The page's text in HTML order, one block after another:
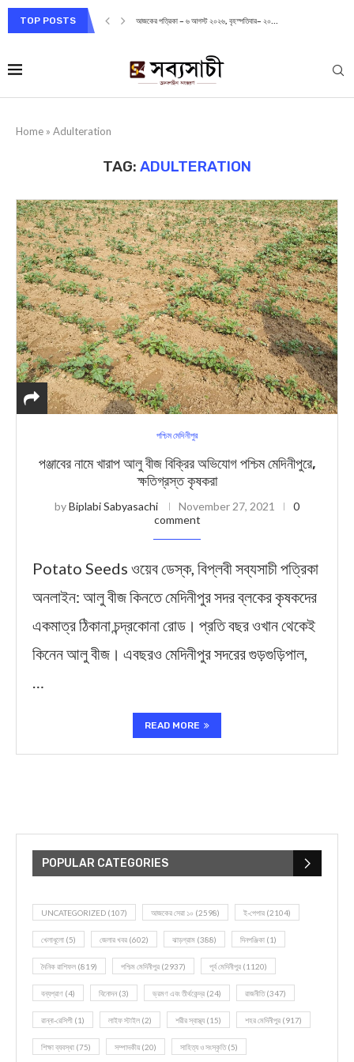
TOP POSTS আজকের পত্রিকা – ৬ আগস্ট ২০২৬, বৃহস্পতিবার– ২০...
Home » Adulteration
TAG: ADULTERATION
পশ্চিম মেদিনীপুর
পঞ্জাবের নামে খারাপ আলু বীজ বিক্রির অভিযোগ পশ্চিম মেদিনীপুরে,
ক্ষতিগ্রস্ত কৃষকরা
byBiplabi Sabyasachi November 27, 2021
0
comment
Potato Seeds ওয়েব ডেস্ক, বিপ্লবী সব্যসাচী পত্রিকা
অনলাইন: আলু বীজ কিনতে মেদিনীপুর সদর ব্লকের কৃষকদের
একমাত্র ঠিকানা চন্দ্রকোনা রোড। প্রতি বছর ওখান থেকেই
কিনেন আলু বীজ। এবছরও মেদিনীপুর সদরের গুড়গুড়িপাল,
…
READ MORE
POPULAR CATEGORIES
UNCATEGORIZED (107) আজকের সেরা ১০ (2598) ই-পেপার (2104)
খেলাধূলো (5) জেলার খবর (602) ঝাড়গ্রাম (388) দিনপঞ্জিকা (1)
দৈনিক রাশিফল (819) পশ্চিম মেদিনীপুর (2937) পূর্ব মেদিনীপুর (1120)
বন্যপ্রাণ (4) বিনোদন(3) ভ্রমণ এবং তীর্থকেন্দ্র (24) রাজনীতি(347)
রান্না-রেসিপী (1) লাইফ স্টাইল (2) শরীর স্বাস্থ্য (15) শহর মেদিনীপুর (917)
শিক্ষা ব্যবস্থা (75) সম্পাদকীয় (20) সাহিত্য ও সংস্কৃতি(5)